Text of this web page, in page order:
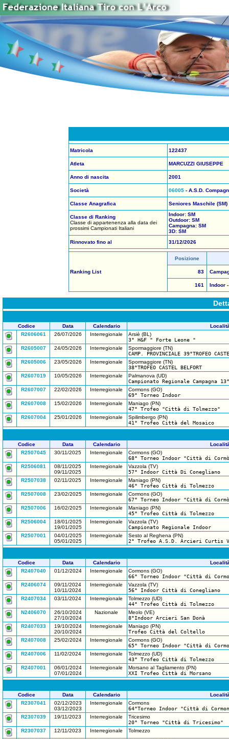
Matricola 122437
Atleta MARCUZZI GIUSEPPE
Anno di nascita 2001
Società 06005- A.S.D.
Classe Anagrafica Seniores Maschile (SM)
Classe di Ranking
Classe di appartenenza alla data dei
prossimi Campionati Italiani
Indoor: SM
Outdoor: SM
Campagna: SM
3D: SM
Rinnovato fino al
31/12/2026
Ranking List
Posizione
83
161 Indoor
Codice Data Calendario
R2606061
26/07/2026 Interregionale
Arsiè (BL)
3° H&F " Forte Leone "
R2605007
24/05/2026 Interregionale
Spormaggiore (TN)
CAMP. PROVINCIALE 39°TROFEO
R2605006
23/05/2026 Interregionale
Spormaggiore (TN)
38°TROFEO CASTEL BELFORT
R2607019
10/05/2026 Interregionale
Palmanova (UD)
Campionato Regionale Campagna
R2607007
22/02/2026 Interregionale
Cormons (GO)
69° Torneo Indoor
R2607008
15/02/2026 Interregionale
Maniago (PN)
47° Trofeo "Città di Tolmezzo"
R2607004
25/01/2026 Interregionale
Spilimbergo (PN)
41° Trofeo Città del Mosaico
Codice Data Calendario
R2507045
30/11/2025 Interregionale
Cormons (GO)
68° Torneo Indoor "Città di
R2506081
08/11/2025
09/11/2025
Interregionale
Vazzola (TV)
57° Indoor Città Di Conegliano
R2507038
02/11/2025 Interregionale
Maniago (PN)
46° Trofeo Città di Tolmezzo
R2507008
23/02/2025 Interregionale
Cormons (GO)
67° Torneo Indoor "Città di
R2507006
16/02/2025 Interregionale
Maniago (PN)
45° Trofeo Città di Tolmezzo
R2506004
18/01/2025
19/01/2025
Interregionale
Vazzola (TV)
Campionato Regionale Indoor
R2507001
04/01/2025
05/01/2025
Interregionale
Sesto al Reghena (PN)
2° Trofeo A.S.D. Arcieri Curtis
Codice Data Calendario
R2407040
01/12/2024 Interregionale
Cormons (GO)
66° Torneo Indoor "Città di
R2406074
09/11/2024
10/11/2024
Interregionale
Vazzola (TV)
56° Indoor Città di Conegliano
R2407034
03/11/2024 Interregionale
Tolmezzo (UD)
44° Trofeo Città di Tolmezzo
N2406070
26/10/2024
27/10/2024
Nazionale
Meolo (VE)
8°Indoor Arcieri San Donà
R2407033
19/10/2024
20/10/2024
Interregionale
Maniago (PN)
Trofeo Città del Coltello
R2407008
25/02/2024 Interregionale
Cormons (GO)
65° Torneo Indoor "Città di
R2407006
11/02/2024 Interregionale
Tolmezzo (UD)
43° Trofeo Città di Tolmezzo
R2407001
06/01/2024
07/01/2024
Interregionale
Morsano al Tagliamento (PN)
XXI Trofeo Città di Morsano
Codice Data Calendario
R2307041
02/12/2023
03/12/2023
Interregionale
Cormons
64°Torneo Indoor "Città di
R2307039
19/11/2023 Interregionale
Tricesimo
20° Torneo "Città di Tricesimo"
R2307037
12/11/2023 Interregionale Tolmezzo